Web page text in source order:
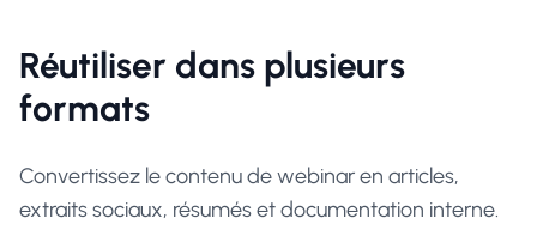
Réutiliser dans plusieurs
formats
Convertissez le contenu de webinar en articles,
extraits sociaux, résumés et documentation interne.